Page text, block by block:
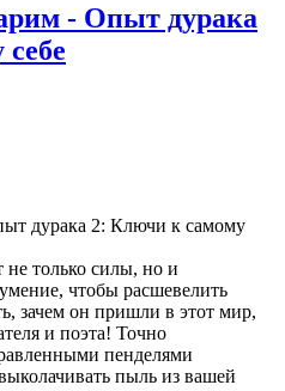
- Опыт дурака
не только силы, но и
чтобы расшевелить
зачем он пришли в этот мир,
и поэта! Точно
пенделями
пыль из вашей